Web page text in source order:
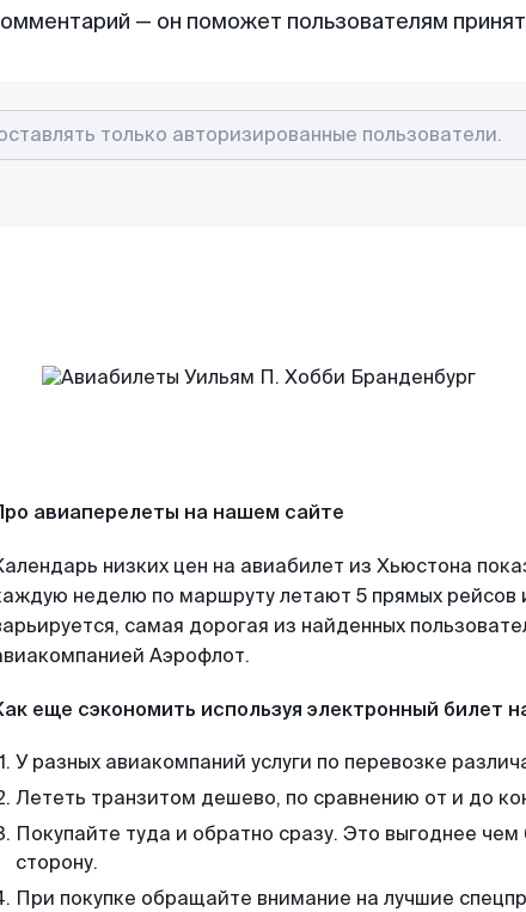
— он поможет пользователям
авиаперелеты на нашем сайте
низких цен на авиабилет из Хьюстона
неделю по маршруту летают 5 прямых рейсов
самая дорогая из найденных
Аэрофлот.
еще сэкономить используя электронный билет
У разных авиакомпаний услуги по перевозке
Лететь транзитом дешево, по сравнению от и до
Покупайте туда и обратно сразу. Это выгоднее
сторону.
При покупке обращайте внимание на лучшие